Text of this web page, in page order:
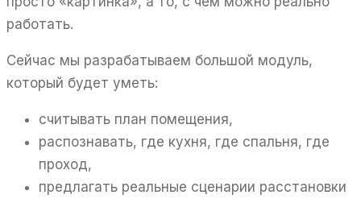
работать.
Сейчас мы разрабатываем большой модуль,
который будет уметь:
считывать план помещения,
распознавать, где кухня, где спальня, где
проход,
предлагать реальные сценарии расстановки